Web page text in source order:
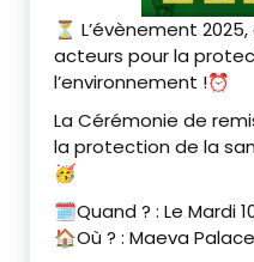
⏳ L’évènement
acteurs pour la
l’environnement !⏰
La Cérémonie de
la protection de la
🥳
🗓Quand ? : Le Mardi
🏠Où ? : Maeva Palace